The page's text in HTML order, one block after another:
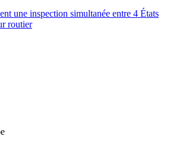
une inspection simultanée entre 4 États
routier